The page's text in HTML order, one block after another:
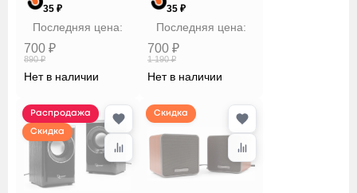
35 ₽
Последняя цена:
700 ₽
890 ₽
Нет в наличии
35 ₽
Последняя цена:
700 ₽
1 190 ₽
Нет в наличии
Распродажа
Скидка
Скидка